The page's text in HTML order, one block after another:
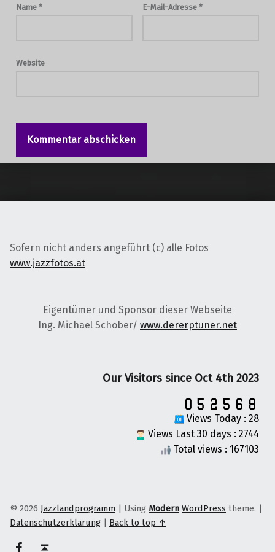
Name * E-Mail-Adresse *
Website
Sofern nicht anders angeführt (c) alle Fotos
www.jazzfotos.at
Eigentümer und Sponsor dieser Webseite
Ing. Michael Schober/ www.dererptuner.net
Our Visitors since Oct 4th 2023
Views Today : 28
Views Last 30 days : 2744
Total views : 167103
© 2026 Jazzlandprogramm | Using Modern WordPress theme. |
Datenschutzerklärung | Back to top ↑